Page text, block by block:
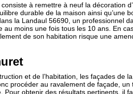
à remettre à neuf la décoration
durable de la maison ainsi qu’une
la Landaul 56690, un professionnel
au moins une fois tous les 10 ans. En
de son habitation risque une
et de l’habitation, les façades de
procéder au ravalement de façade,
Pour obtenir des résultats pertinents, il